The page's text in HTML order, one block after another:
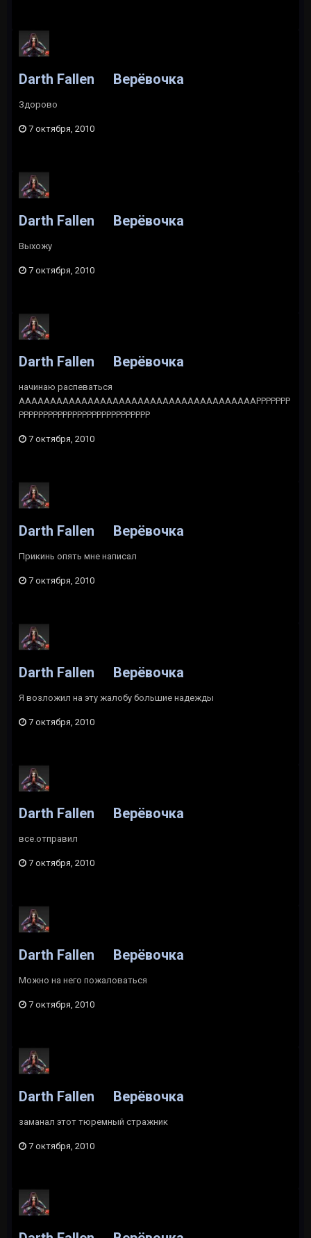
Darth Fallen Верёвочка
Здорово
7 октября, 2010
Darth Fallen Верёвочка
Выхожу
7 октября, 2010
Darth Fallen Верёвочка
начинаю распеваться
ААААААААААААААААААААААААААААААААААААААРРРРРРР
РРРРРРРРРРРРРРРРРРРРРРРРРРР
7 октября, 2010
Darth Fallen Верёвочка
Прикинь опять мне написал
7 октября, 2010
Darth Fallen Верёвочка
Я возложил на эту жалобу большие надежды
7 октября, 2010
Darth Fallen Верёвочка
все.отправил
7 октября, 2010
Darth Fallen Верёвочка
Можно на него пожаловаться
7 октября, 2010
Darth Fallen Верёвочка
заманал этот тюремный стражник
7 октября, 2010